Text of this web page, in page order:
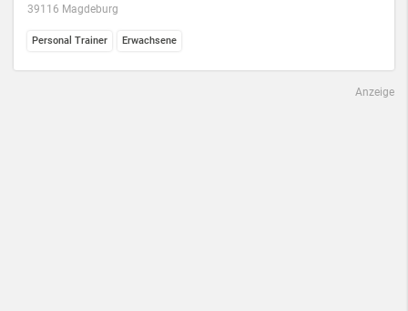
39116 Magdeburg
Personal Trainer Erwachsene
Anzeige